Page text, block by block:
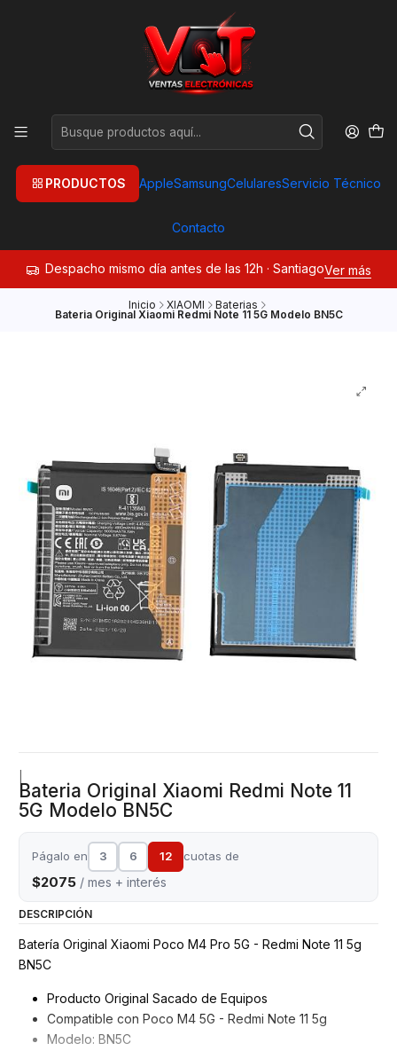
PRODUCTOS AppleSamsungCelularesServicio Técnico
Contacto
Despacho mismo día antes de las 12h · SantiagoVer más
Inicio XIAOMI Baterias
Bateria Original Xiaomi Redmi Note 11 5G Modelo BN5C
Bateria Original Xiaomi Redmi Note 11
5G Modelo BN5C
Págalo en 3 6 12 cuotas de
$2075 / mes + interés
DESCRIPCIÓN
Batería Original Xiaomi Poco M4 Pro 5G - Redmi Note 11 5g
BN5C
Producto Original Sacado de Equipos
Compatible con Poco M4 5G - Redmi Note 11 5g
Modelo: BN5C